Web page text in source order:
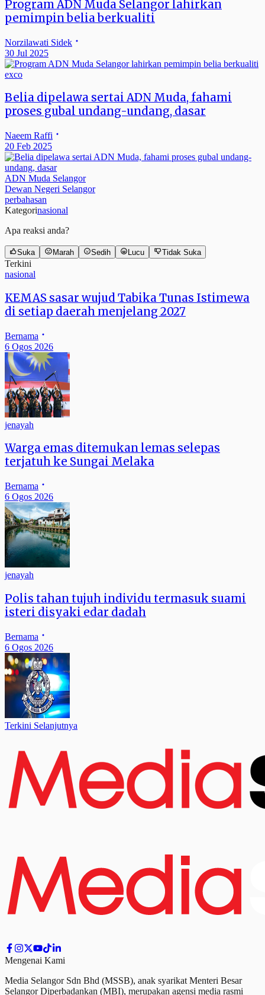
Program ADN Muda Selangor lahirkan
pemimpin belia berkualiti
Norzilawati Sidek
30 Jul 2025
exco
Belia dipelawa sertai ADN Muda, fahami
proses gubal undang-undang, dasar
Naeem Raffi
20 Feb 2025
ADN Muda Selangor
Dewan Negeri Selangor
perbahasan
Kategorinasional
Apa reaksi anda?
Suka Marah Sedih Lucu Tidak Suka
Terkini
nasional
KEMAS sasar wujud Tabika Tunas Istimewa
di setiap daerah menjelang 2027
Bernama
6 Ogos 2026
jenayah
Warga emas ditemukan lemas selepas
terjatuh ke Sungai Melaka
Bernama
6 Ogos 2026
jenayah
Polis tahan tujuh individu termasuk suami
isteri disyaki edar dadah
Bernama
6 Ogos 2026
Terkini Selanjutnya
Mengenai Kami
Media Selangor Sdn Bhd (MSSB), anak syarikat Menteri Besar
Selangor Diperbadankan (MBI), merupakan agensi media rasmi